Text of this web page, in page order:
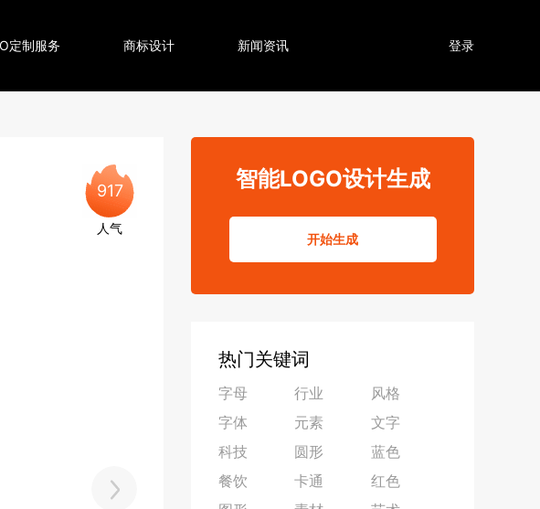
定制服务 商标设计 新闻资讯 登录
917
人气
智能LOGO设计生成
开始生成
热门关键词
字母 行业
风格
字体
元素
文字
科技
圆形
蓝色
餐饮
卡通
红色